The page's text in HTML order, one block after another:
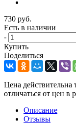
730 руб.
Есть в наличии
-
Купить
Поделиться
Цена действительна
отличаться от цен в
Описание
Отзывы